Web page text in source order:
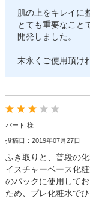
肌の上をキレイに
とても重要なこと
開発しました。
末永くご使用頂け
パート 様
投稿日：2019年07月27日
ふき取りと、普段の
イスチャーベース化
のパックに使用して
ため、プレ化粧水で